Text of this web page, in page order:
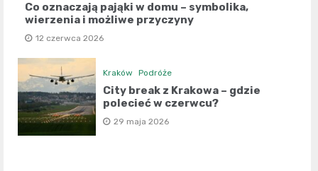
Co oznaczają pająki w domu – symbolika,
wierzenia i możliwe przyczyny
12 czerwca 2026
Kraków Podróże
City break z Krakowa – gdzie
polecieć w czerwcu?
29 maja 2026